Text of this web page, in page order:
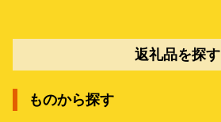
返礼品を探す
ものから探す